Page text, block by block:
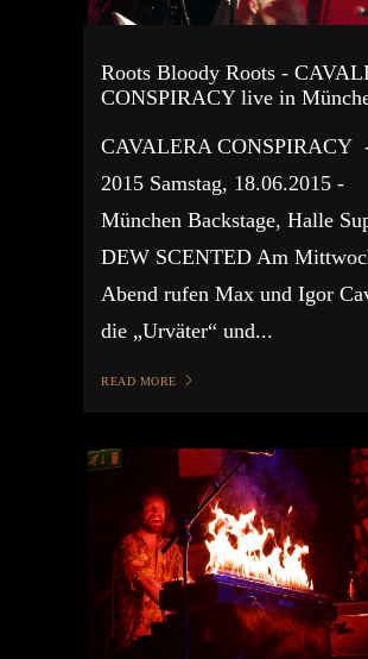
Roots Bloody Roots -
CONSPIRACY live in
CAVALERA CONSPIRACY
2015 Samstag, 18.06.2015 -
München Backstage, Halle
DEW SCENTED Am
Abend rufen Max und Igor
die „Urväter“ und...
READ MORE